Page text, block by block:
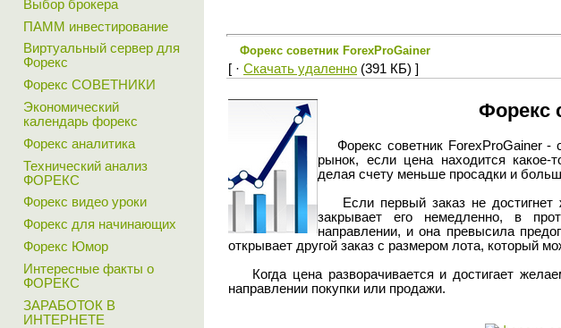
Выбор брокера
ПАММ инвестирование
Виртуальный сервер для
Форекс
Форекс СОВЕТНИКИ
Экономический
календарь форекс
Форекс аналитика
Технический анализ
ФОРЕКС
Форекс видео уроки
Форекс для начинающих
Форекс Юмор
Интересные факты о
ФОРЕКС
ЗАРАБОТОК В
ИНТЕРНЕТЕ
Форекс советник ForexProGainer
[ · Скачать удаленно (391 КБ) ]
Форекс
Форекс советник ForexProGainer -
рынок, если цена находится какое-
делая счету меньше просадки и
Если первый заказ не достигнет
закрывает его немедленно, в
направлении, и она превысила
открывает другой заказ с размером лота, который
Когда цена разворачивается и достигает
направлении покупки или продажи.